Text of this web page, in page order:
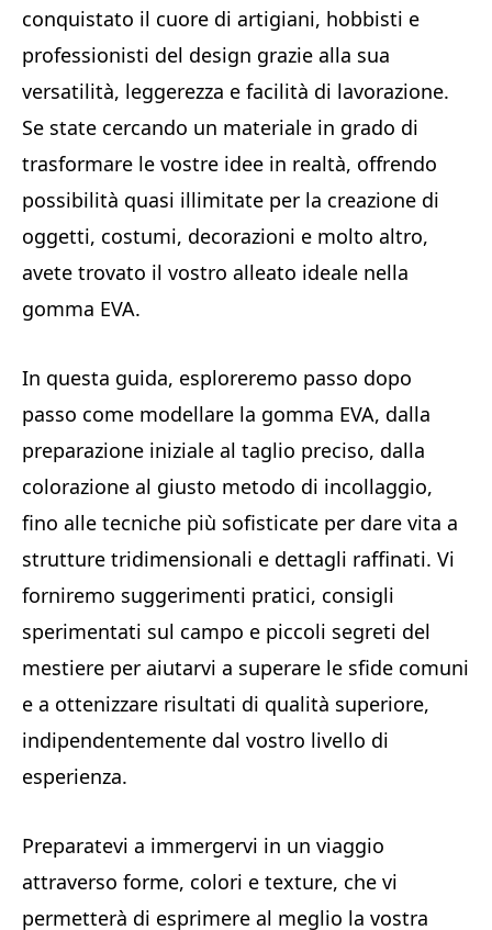
conquistato il cuore di artigiani, hobbisti e
professionisti del design grazie alla sua
versatilità, leggerezza e facilità di lavorazione.
Se state cercando un materiale in grado di
trasformare le vostre idee in realtà, offrendo
possibilità quasi illimitate per la creazione di
oggetti, costumi, decorazioni e molto altro,
avete trovato il vostro alleato ideale nella
gomma EVA.
In questa guida, esploreremo passo dopo
passo come modellare la gomma EVA, dalla
preparazione iniziale al taglio preciso, dalla
colorazione al giusto metodo di incollaggio,
fino alle tecniche più sofisticate per dare vita a
strutture tridimensionali e dettagli raffinati. Vi
forniremo suggerimenti pratici, consigli
sperimentati sul campo e piccoli segreti del
mestiere per aiutarvi a superare le sfide comuni
e a ottenizzare risultati di qualità superiore,
indipendentemente dal vostro livello di
esperienza.
Preparatevi a immergervi in un viaggio
attraverso forme, colori e texture, che vi
permetterà di esprimere al meglio la vostra